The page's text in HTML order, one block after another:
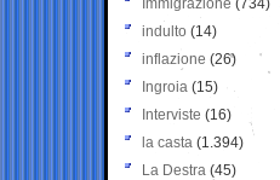
Immigrazione (734)
indulto (14)
inflazione (26)
Ingroia (15)
Interviste (16)
la casta (1.394)
La Destra (45)